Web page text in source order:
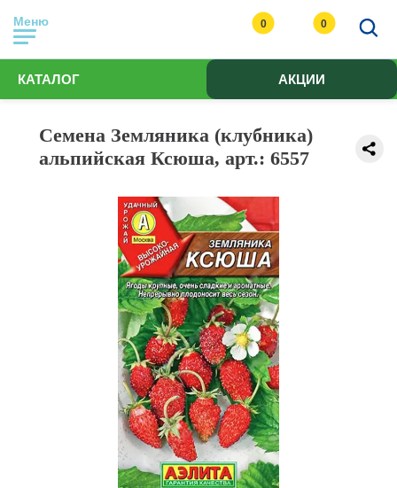
Меню 0 0
КАТАЛОГ АКЦИИ
Семена Земляника (клубника)
альпийская Ксюша, арт.: 6557